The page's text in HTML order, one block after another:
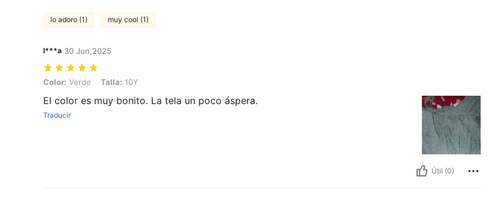
lo adoro (1) muy cool (1)
l***a 30 Jun,2025
Color: Verde, Talla: 10Y
Color: Verde Talla: 10Y
El color es muy bonito. La tela un poco áspera.
Traducir
Útil (0)